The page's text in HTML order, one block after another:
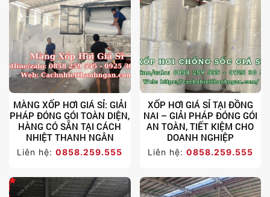
MÀNG XỐP HƠI GIÁ SỈ: GIẢI
PHÁP ĐÓNG GÓI TOÀN DIỆN,
HÀNG CÓ SẴN TẠI CÁCH
NHIỆT THANH NGÂN
Liên hệ:0858.259.555
XỐP HƠI GIÁ SỈ TẠI ĐỒNG
NAI – GIẢI PHÁP ĐÓNG GÓI
AN TOÀN, TIẾT KIỆM CHO
DOANH NGHIỆP
Liên hệ: 0858.259.555